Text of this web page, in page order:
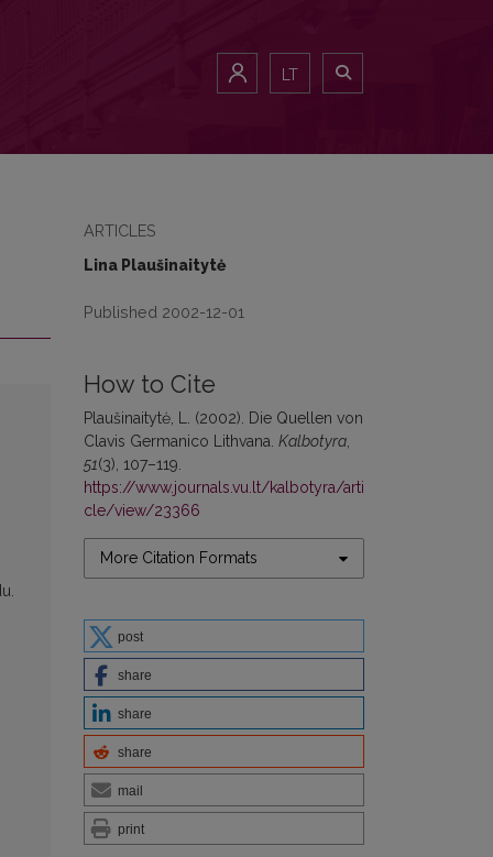
LT
ARTICLES
Lina Plaušinaitytė
Published 2002-12-01
How to Cite
Plaušinaitytė, L. (2002). Die Quellen von
Clavis Germanico Lithvana. Kalbotyra
51(3), 107–119.
https://www.journals.vu.lt/kalbotyra/arti
cle/view/23366
More Citation Formats
post
share
share
share
mail
print